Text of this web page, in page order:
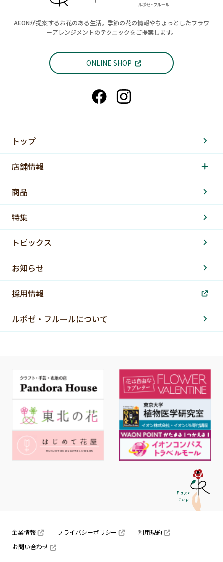
AEONが提案するお花のある生活。季節の花の情報やちょっとしたフラワ
ーアレンジメントのテクニックをご提案します。
ONLINE SHOP
トップ
店舗情報
商品
特集
トピックス
お知らせ
採用情報
ルポゼ・フルールについて
企業情報 プライバシーポリシー
利用規約
お問い合わせ